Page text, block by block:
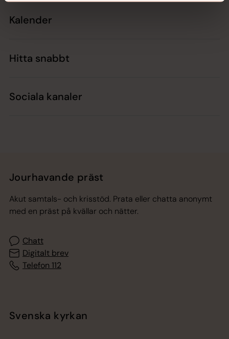
Kalender
Hitta snabbt
Sociala kanaler
Jourhavande präst
Akut samtals- och krisstöd. Prata eller chatta anonymt
med en präst på kvällar och nätter.
Chatt
Digitalt brev
Telefon 112
Svenska kyrkan